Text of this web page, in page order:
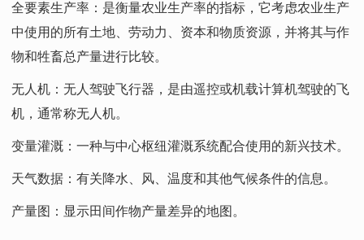
全要素生产率：是衡量农业生产率的指标，它考虑农业生产
中使用的所有土地、劳动力、资本和物质资源，并将其与作
物和牲畜总产量进行比较。
无人机：无人驾驶飞行器，是由遥控或机载计算机驾驶的飞
机，通常称无人机。
变量灌溉：一种与中心枢纽灌溉系统配合使用的新兴技术。
天气数据：有关降水、风、温度和其他气候条件的信息。
产量图：显示田间作物产量差异的地图。